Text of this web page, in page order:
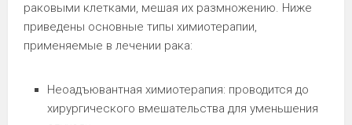
раковыми клетками, мешая их размножению. Ниже
приведены основные типы химиотерапии,
применяемые в лечении рака:
Неоадъювантная химиотерапия: проводится до
хирургического вмешательства для уменьшения